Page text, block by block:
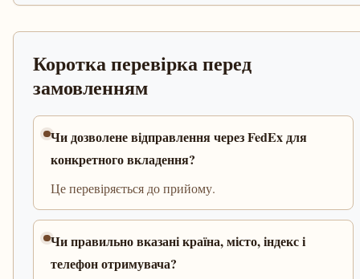
Коротка перевірка перед
замовленням
Чи дозволене відправлення через FedEx для
конкретного вкладення?
Це перевіряється до прийому.
Чи правильно вказані країна, місто, індекс і
телефон отримувача?